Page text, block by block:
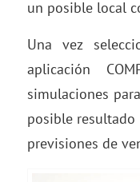
un posible local
Una vez
aplicación
simulaciones
posible
previsiones de